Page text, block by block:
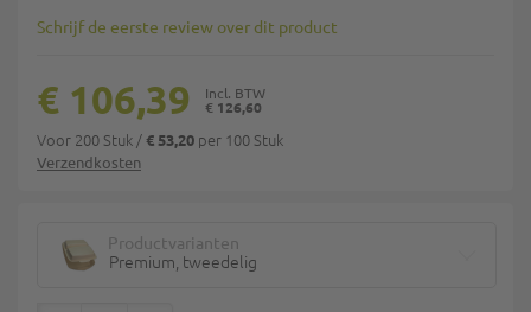
Schrijf de eerste review over dit product
Verzendkosten
€ 126,60
€ 106,39
Voor 200 Stuk /€ 53,20 per 100 Stuk
Productvarianten
Premium, tweedelig